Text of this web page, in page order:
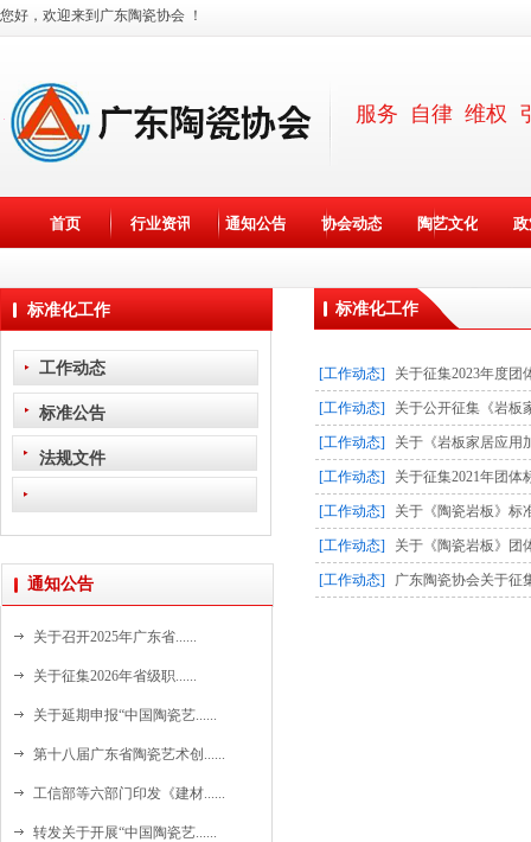
首页 行业资讯 通知公告 协会动态 陶艺文化
您好，欢迎来到广东陶瓷协会 ！
服务 自律 维权
标准化工作
标准化工作
工作动态
标准公告
法规文件
[工作动态] 关于征集2023年度团
[工作动态] 关于公开征集《岩板
[工作动态] 关于《岩板家居应用
[工作动态] 关于征集2021年团体
[工作动态] 关于《陶瓷岩板》标
[工作动态] 关于《陶瓷岩板》团
[工作动态] 广东陶瓷协会关于征
通知公告
关于召开2025年广东省......
关于征集2026年省级职......
关于延期申报“中国陶瓷艺......
第十八届广东省陶瓷艺术创......
工信部等六部门印发《建材......
转发关于开展“中国陶瓷艺......